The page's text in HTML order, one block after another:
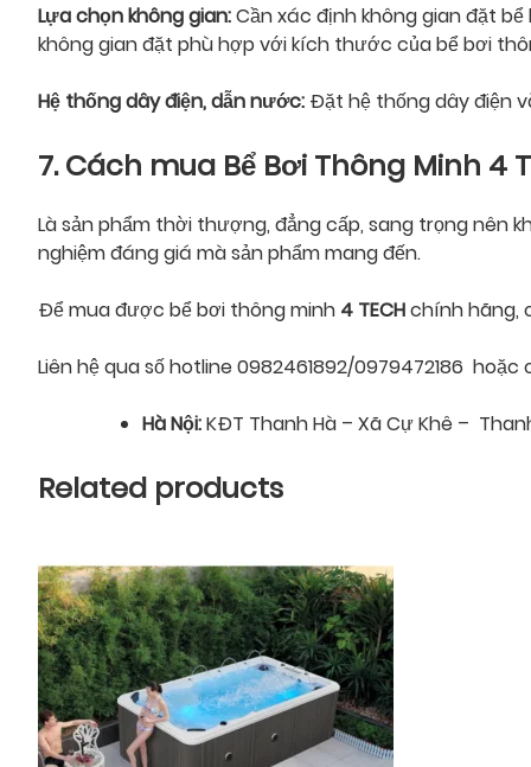
Lựa chọn không gian:Cần xác định không gian đặt
không gian đặt phù hợp với kích thước của bể bơi
Hệ thống dây điện, dẫn nước: Đặt hệ thống dây điện
7. Cách mua Bể Bơi Thông Minh 4
Là sản phẩm thời thượng, đẳng cấp, sang trọng nên
nghiệm đáng giá mà sản phẩm mang đến.
Để mua được bể bơi thông minh 4 TECHchính hãng,
Liên hệ qua số hotline 0982461892/0979472186
Hà Nội:KĐT Thanh Hà – Xã Cự Khê –
Related products